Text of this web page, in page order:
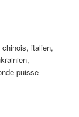
chinois, italien,
puisse